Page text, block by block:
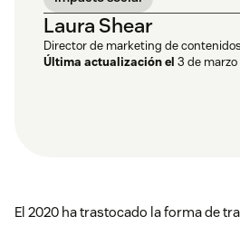
Laura Shear
Director de marketing de contenidos
Última actualización el 3 de marzo
El 2020 ha trastocado la forma de